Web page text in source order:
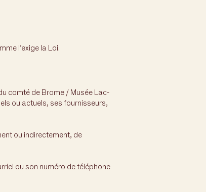
l’exige la Loi.
comté de Brome / Musée Lac-
ou actuels, ses fournisseurs,
ou indirectement, de
ou son numéro de téléphone